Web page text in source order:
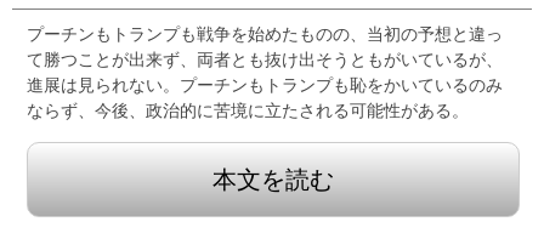
プーチンもトランプも戦争を始めたものの、当初の予想と違っ
て勝つことが出来ず、両者とも抜け出そうともがいているが、
進展は見られない。プーチンもトランプも恥をかいているのみ
ならず、今後、政治的に苦境に立たされる可能性がある。
本文を読む